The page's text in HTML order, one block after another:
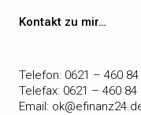
Kontakt zu mir…
Telefon: 0621 – 460 84
Telefax: 0621 – 460 84
Email: